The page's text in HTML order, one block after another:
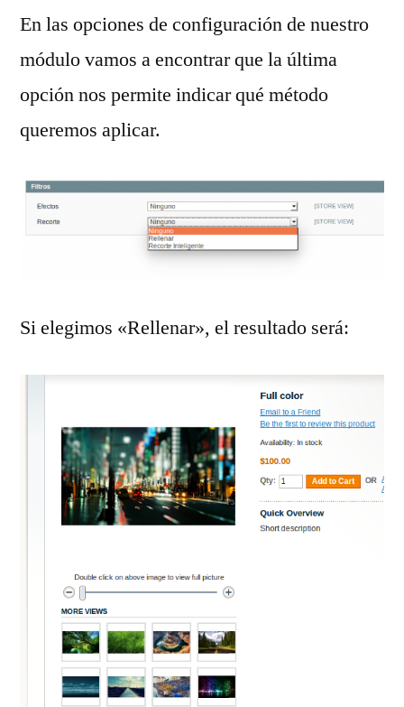
En las opciones de configuración de nuestro
módulo vamos a encontrar que la última
opción nos permite indicar qué método
queremos aplicar.
Si elegimos «Rellenar», el resultado será: